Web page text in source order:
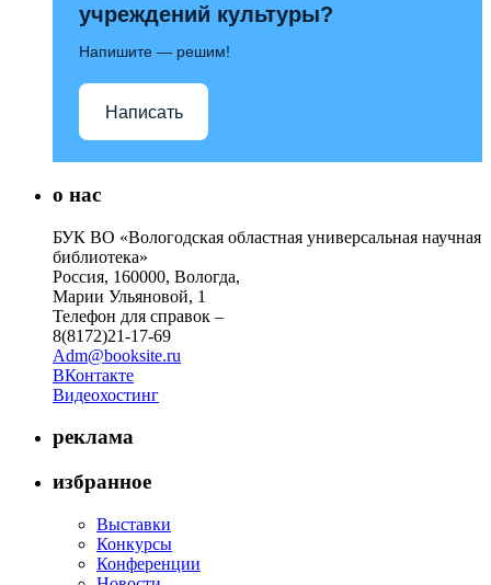
учреждений культуры?
Напишите — решим!
Написать
о нас
БУК ВО «Вологодская областная универсальная научная
библиотека»
Россия, 160000, Вологда,
Марии Ульяновой, 1
Телефон для справок –
8(8172)21-17-69
Adm@booksite.ru
ВКонтакте
Видеохостинг
реклама
избранное
Выставки
Конкурсы
Конференции